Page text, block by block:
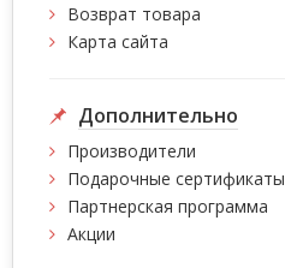
Возврат товара
Карта сайта
Дополнительно
Производители
Подарочные сертификаты
Партнерская программа
Акции